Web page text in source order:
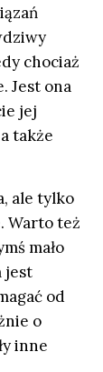
chociaż
Jest ona
jej
także
ale tylko
Warto też
mało
jest
od
o
inne